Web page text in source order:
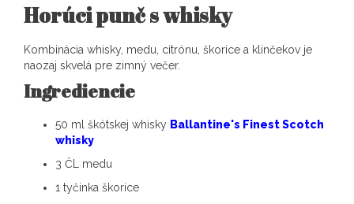
Horúci punč s whisky
Kombinácia whisky, medu, citrónu, škorice a klinčekov je
naozaj skvelá pre zimný večer.
Ingrediencie
50 ml škótskej whisky Ballantine's Finest Scotch
whisky
3 ČL medu
1 tyčinka škorice